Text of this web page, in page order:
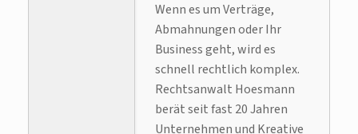
Wenn es um Verträge,
Abmahnungen oder Ihr
Business geht, wird es
schnell rechtlich komplex.
Rechtsanwalt Hoesmann
berät seit fast 20 Jahren
Unternehmen und Kreative